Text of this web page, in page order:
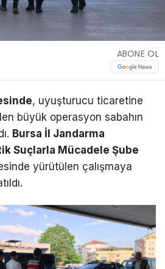
ABONE OL
, uyuşturucu ticaretine
büyük operasyon sabahın
Bursa İl Jandarma
Suçlarla Mücadele Şube
yürütülen çalışmaya